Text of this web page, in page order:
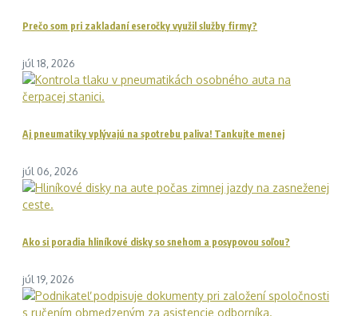
Prečo som pri zakladaní eseročky využil služby firmy?
júl 18, 2026
Aj pneumatiky vplývajú na spotrebu paliva! Tankujte menej
júl 06, 2026
Ako si poradia hliníkové disky so snehom a posypovou soľou?
júl 19, 2026